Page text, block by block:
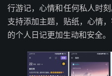
行游记，心情和任何私人时
支持添加主题，贴纸，心情
的个人日记更加生动和安全。